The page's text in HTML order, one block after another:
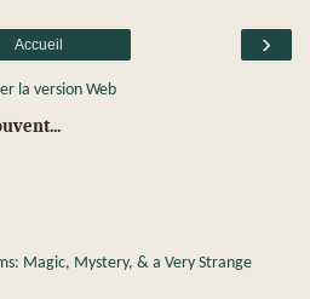
›
Accueil
la version Web
Magic, Mystery, & a Very Strange